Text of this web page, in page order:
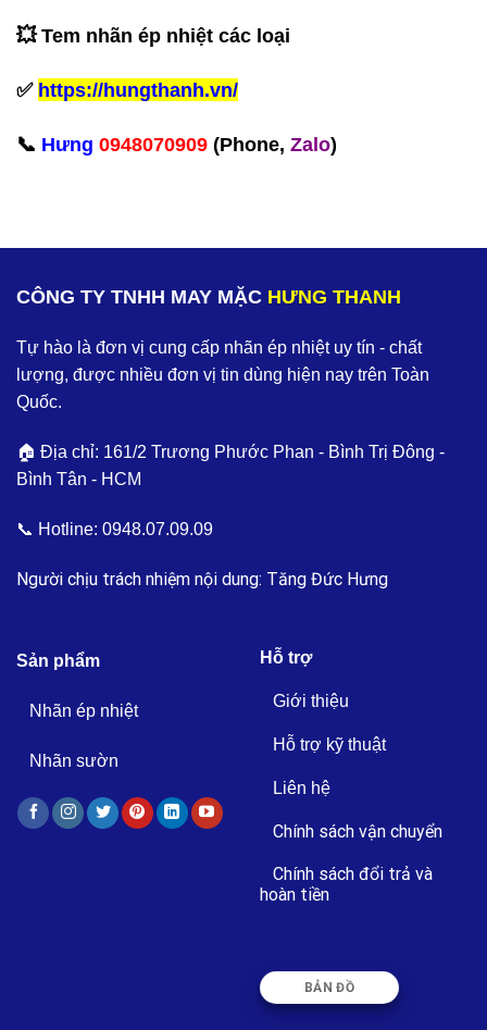
💥 Tem nhãn ép nhiệt các loại
✅ https://hungthanh.vn/
‪📞 Hưng 0948070909 (Phone, Zalo)‬
CÔNG TY TNHH MAY MẶC HƯNG THANH
Tự hào là đơn vị cung cấp nhãn ép nhiệt uy tín - chất
lượng, được nhiều đơn vị tin dùng hiện nay trên Toàn
Quốc.
🏠 Địa chỉ: 161/2 Trương Phước Phan - Bình Trị Đông -
Bình Tân - HCM
📞 Hotline: 0948.07.09.09
Người chịu trách nhiệm nội dung: Tăng Đức Hưng
Sản phẩm
Nhãn ép nhiệt
Nhãn sườn
Hỗ trợ
Giới thiệu
Hỗ trợ kỹ thuật
Liên hệ
Chính sách vận chuyển
Chính sách đổi trả và
hoàn tiền
BẢN ĐỒ